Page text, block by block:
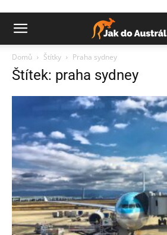
Domů Štítky Praha sydney
Štítek: praha sydney